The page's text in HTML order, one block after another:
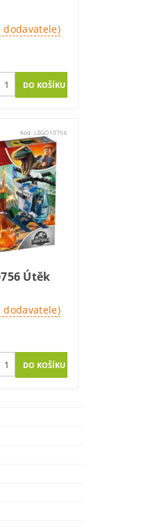
dodavatele)
Kód:LEGO10756
Útěk
dodavatele)